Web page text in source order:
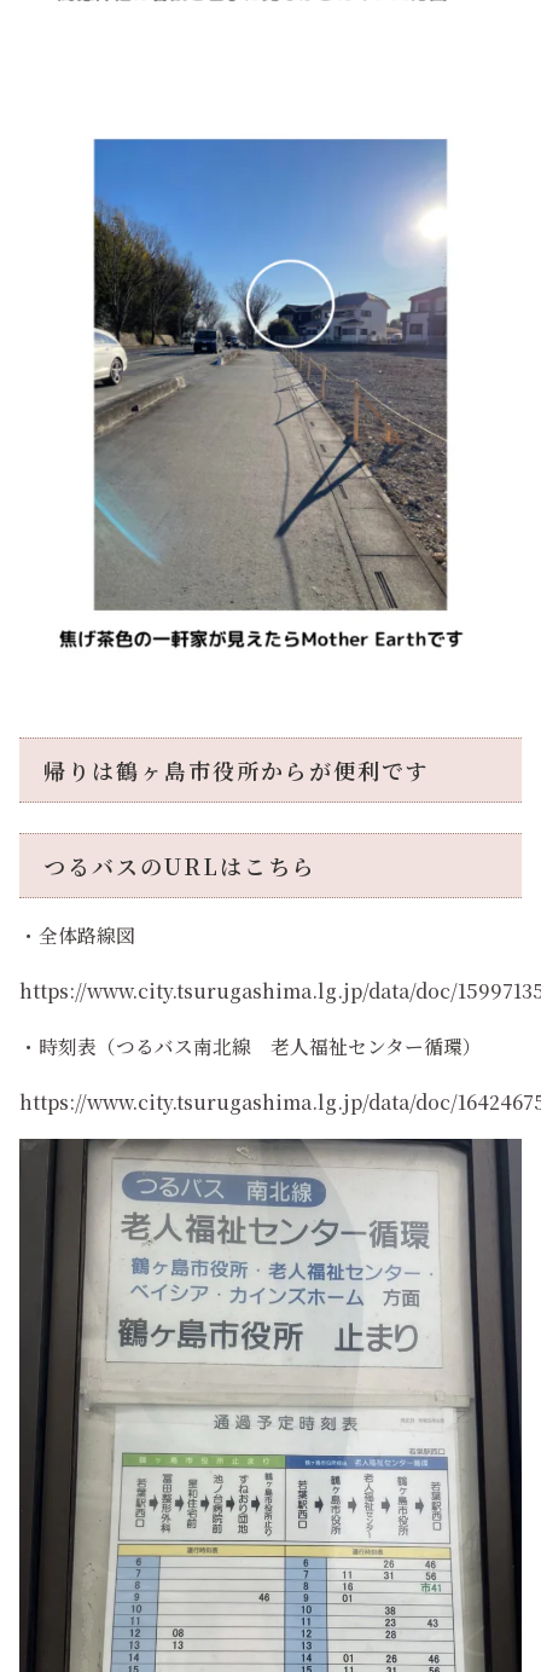
帰りは鶴ヶ島市役所からが便利です
つるバスのURLはこちら
・全体路線図
https://www.city.tsurugashima.lg.jp/data/doc/
・時刻表（つるバス南北線 老人福祉センター循環）
https://www.city.tsurugashima.lg.jp/data/doc/